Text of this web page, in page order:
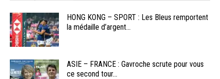
HONG KONG – SPORT : Les Bleus remportent
la médaille d’argent...
ASIE – FRANCE : Gavroche scrute pour vous
ce second tour...